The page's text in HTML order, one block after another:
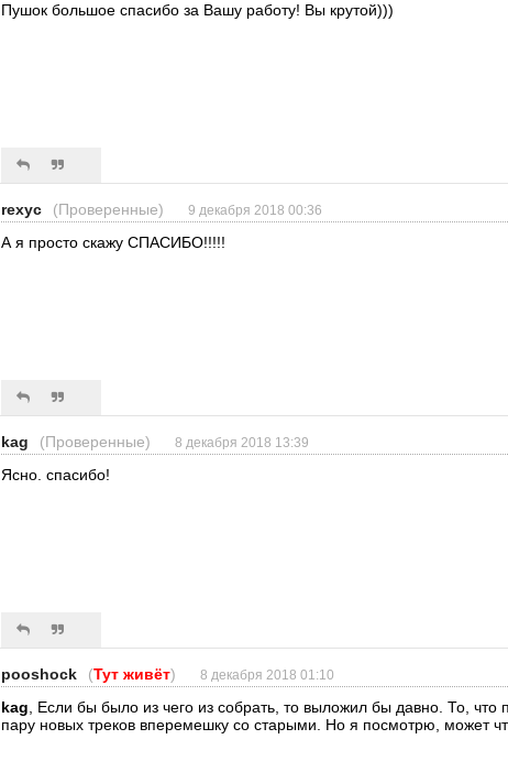
Пушок большое спасибо за Вашу работу! Вы крутой)))
rexyc (Проверенные) 9 декабря 2018 00:36
А я просто скажу СПАСИБО!!!!!
kag (Проверенные) 8 декабря 2018 13:39
Ясно. спасибо!
pooshock (Тут живёт) 8 декабря 2018 01:10
kag, Если бы было из чего из собрать, то выложил бы давно. То, что
пару новых треков вперемешку со старыми. Но я посмотрю, может